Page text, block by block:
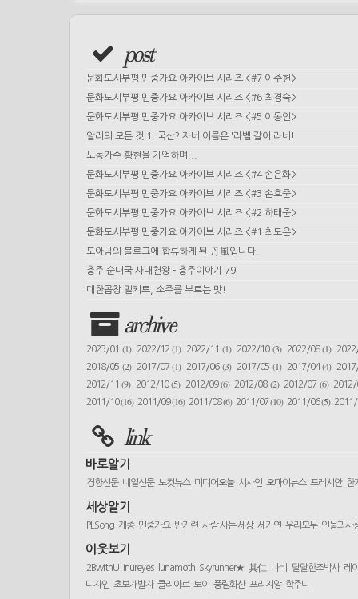
post
문화도시부평 민중가요 아카이브 시리즈 <#7 이주헌>
문화도시부평 민중가요 아카이브 시리즈 <#6 최경숙>
문화도시부평 민중가요 아카이브 시리즈 <#5 이동언>
알리의 모든 것 1. 국산? 자네 이름은 '라벨 갈이'라네!
노동가수 황현을 기억하며...
문화도시부평 민중가요 아카이브 시리즈 <#4 손은화>
문화도시부평 민중가요 아카이브 시리즈 <#3 손호준>
문화도시부평 민중가요 아카이브 시리즈 <#2 하태준>
문화도시부평 민중가요 아카이브 시리즈 <#1 최도은>
도아님의 블로그에 합류하게 된 丹風입니다.
충주 순대국 사대천왕 - 충주이야기 79
대한곱창 밀키트, 소주를 부르는 맛!
archive
2023/01 (1) 2022/12(1) 2022/11(1) 2022/10 (3) 2022/08(1)
2018/05 (2) 2017/07(1) 2017/06(3) 2017/05 (1) 2017/04(4)
2012/11(9) 2012/10(5) 2012/09(6) 2012/08 (2) 2012/07 (6)
2011/10(16) 2011/09(16) 2011/08(6) 2011/07(10) 2011/06(5)
link
바로알기
경향신문 내일신문 노컷뉴스 미디어오늘 시사인 오마이뉴스 프레시안 한
세상알기
PLSong 개종 민중가요 반기련 사람 사는 세상 세기연 우리모두 인물과사
이웃보기
2BwithU inureyes lunamoth Skyrunner★ 其仁 나비 달달한조박사 레
디자인 초보개발자 클리아르 토이 풍림화산 프리지앙 학주니